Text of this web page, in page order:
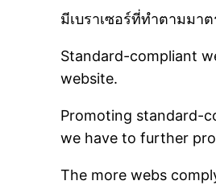
มีเบราเซอร์ที่ทำตามมา
Standard-compliant
website.
Promoting standard-
we have to further
The more webs